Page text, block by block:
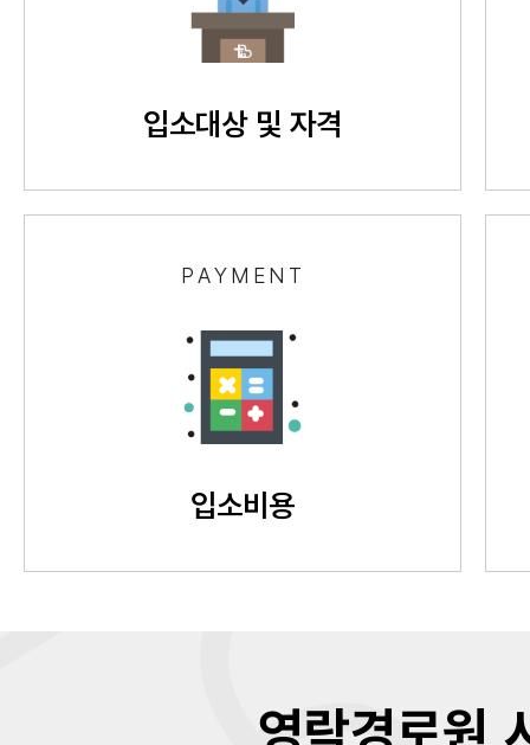
입소대상 및 자격
PAYMENT
입소비용